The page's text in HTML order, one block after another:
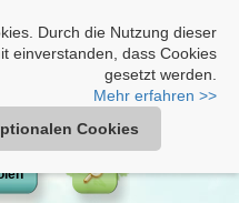
Durch die Nutzung dieser
einverstanden, dass Cookies
gesetzt werden.
Mehr erfahren >>
Cookies